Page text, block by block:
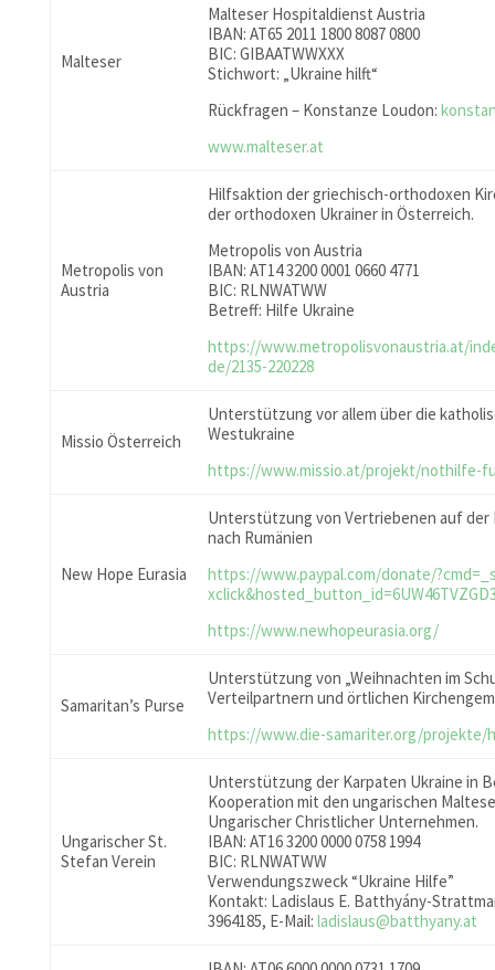
Malteser
Malteser Hospitaldienst Austria
IBAN: AT65 2011 1800 8087 0800
BIC: GIBAATWWXXX
Stichwort: „Ukraine hilft“
Rückfragen – Konstanze Loudon:
www.malteser.at
Metropolis von
Austria
Hilfsaktion der griechisch-orthodoxen
der orthodoxen Ukrainer in Österreich.
Metropolis von Austria
IBAN: AT14 3200 0001 0660 4771
BIC: RLNWATWW
Betreff: Hilfe Ukraine
https://www.metropolisvonaustria.at/
de/2135-220228
Missio Österreich
Unterstützung vor allem über die
Westukraine
https://www.missio.at/projekt/nothilfe-
New Hope Eurasia
Unterstützung von Vertriebenen auf der
nach Rumänien
https://www.paypal.com/donate/
https://www.newhopeurasia.org/
Samaritan’s Purse
Unterstützung von „Weihnachten im
Verteilpartnern und örtlichen
https://www.die-samariter.org/projekte/
Ungarischer St.
Stefan Verein
Unterstützung der Karpaten Ukraine in
Kooperation mit den ungarischen
Ungarischer Christlicher Unternehmen.
IBAN: AT16 3200 0000 0758 1994
BIC: RLNWATWW
Verwendungszweck “Ukraine Hilfe”
Kontakt: Ladislaus E. Batthyány-
3964185, E-Mail: ladislaus@batthyany.at